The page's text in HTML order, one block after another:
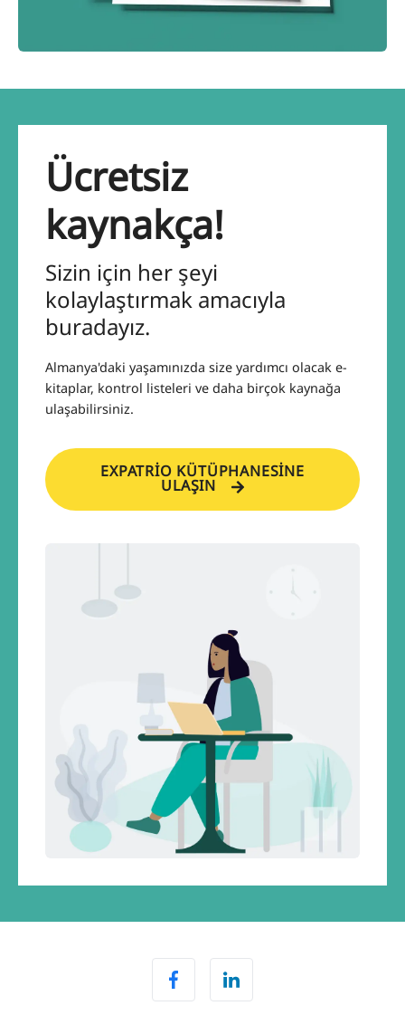
Ücretsiz
kaynakça!
Sizin için her şeyi
kolaylaştırmak amacıyla
buradayız.
Almanya'daki yaşamınızda size yardımcı olacak e-
kitaplar, kontrol listeleri ve daha birçok kaynağa
ulaşabilirsiniz.
EXPATRIO KÜTÜPHANESINE
ULAŞIN